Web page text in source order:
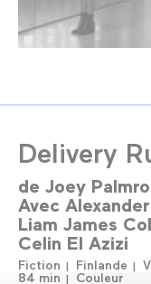
Delivery
de Joey
Avec
Liam James
Celin El Azizi
Fiction Finlande
84 min
Couleur